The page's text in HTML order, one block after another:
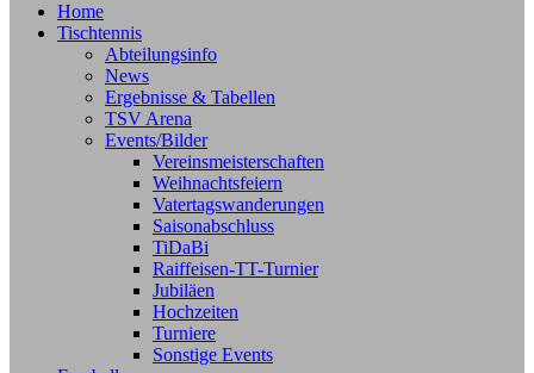
Home
Tischtennis
Abteilungsinfo
News
Ergebnisse & Tabellen
TSV Arena
Events/Bilder
Vereinsmeisterschaften
Weihnachtsfeiern
Vatertagswanderungen
Saisonabschluss
TiDaBi
Raiffeisen-TT-Turnier
Jubiläen
Hochzeiten
Turniere
Sonstige Events